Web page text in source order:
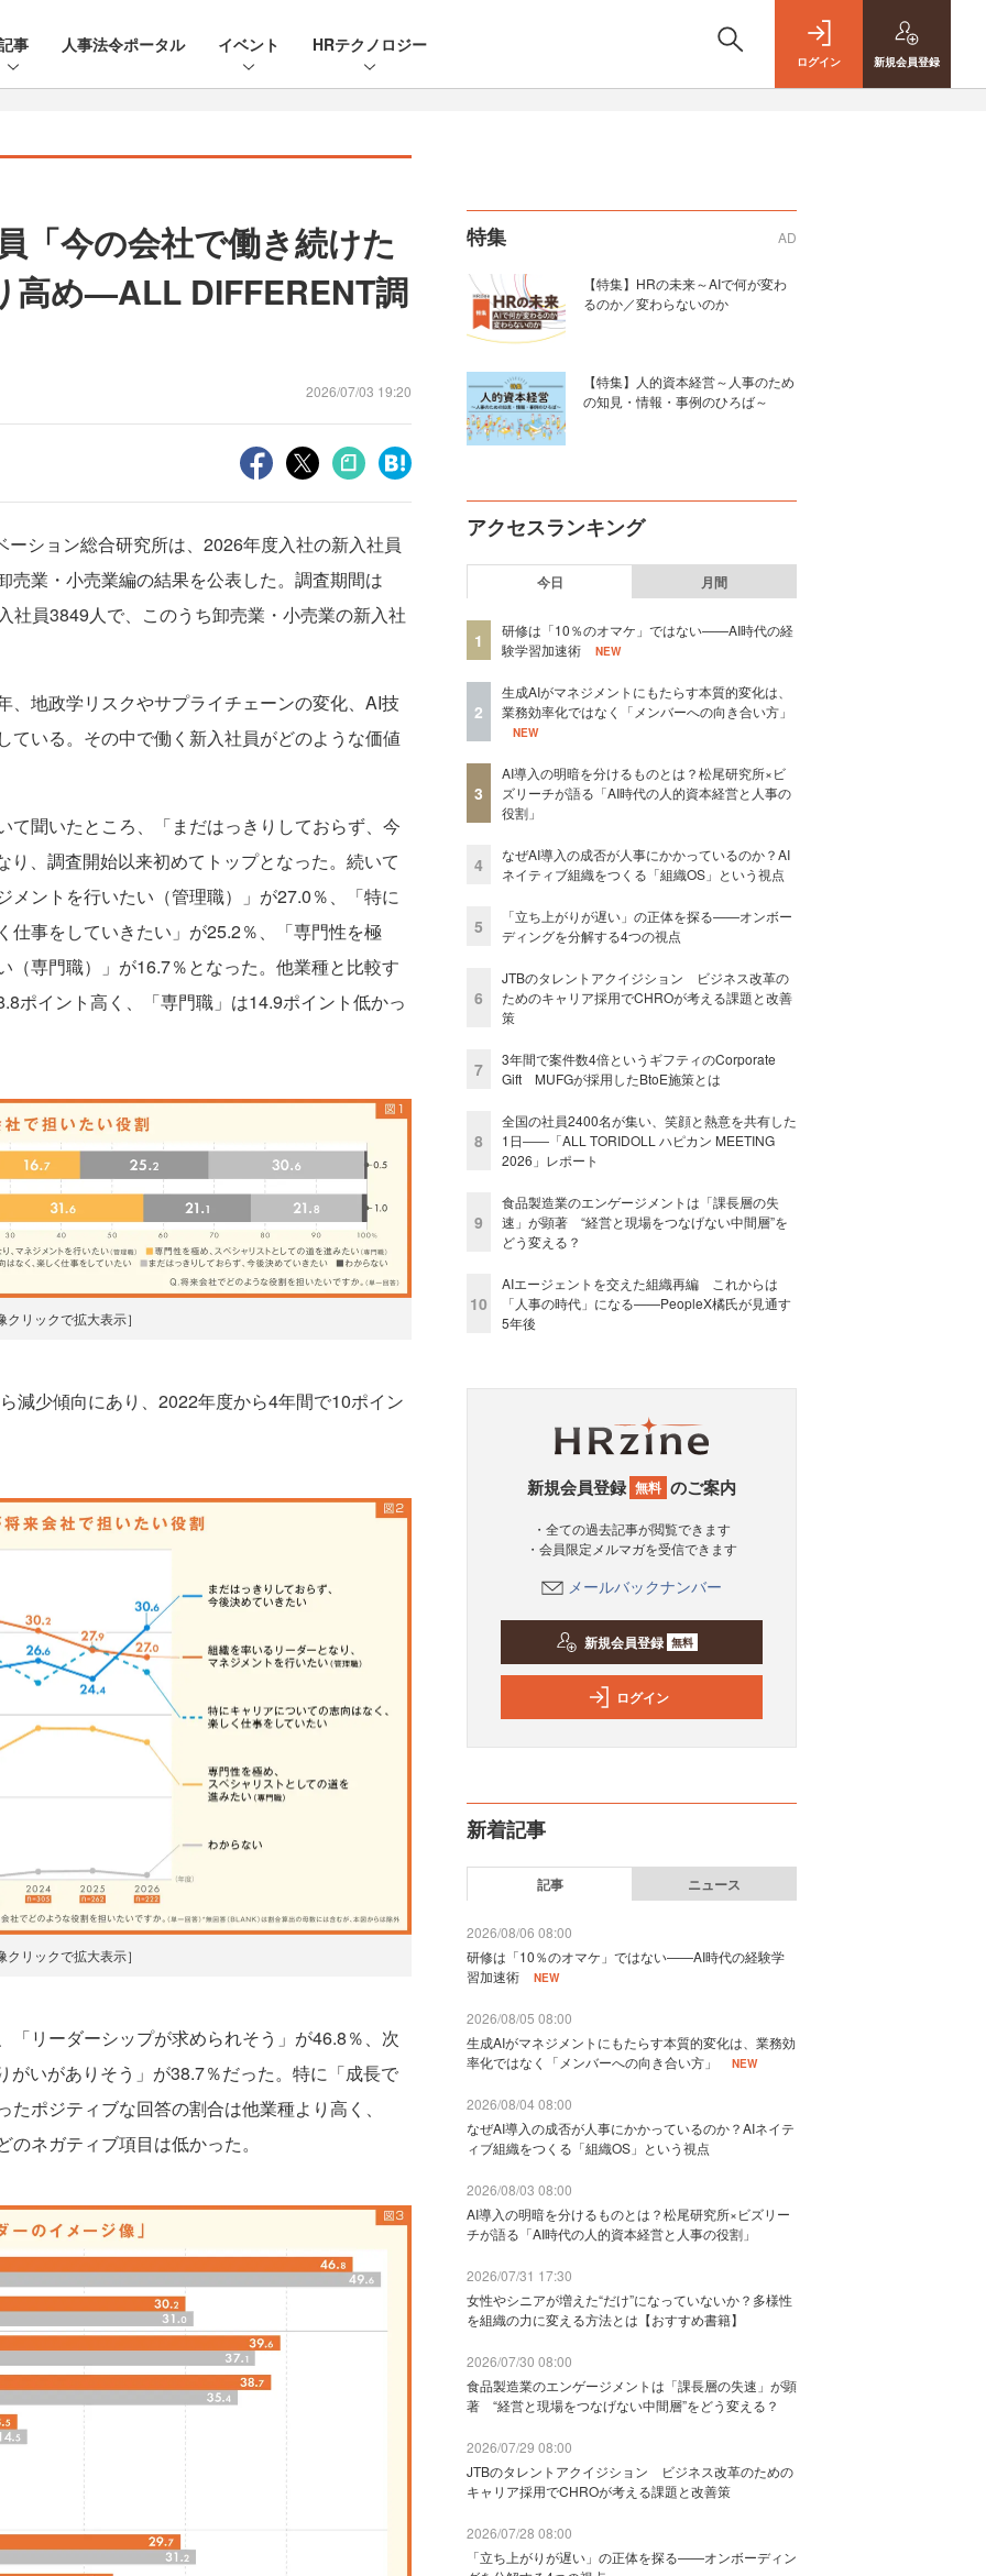
事 人事法令ポータル イベント HRテクノロジー
ログイン 新規会員登録
「今の会社で働き続けた
高め—ALL DIFFERENT調
2026/07/03 19:20
ション総合研究所は、2026年度入社の新入社員
売業・小売業編の結果を公表した。調査期間は
社員3849人で、このうち卸売業・小売業の新入社
地政学リスクやサプライチェーンの変化、AI技
ている。その中で働く新入社員がどのような価値
聞いたところ、「まだはっきりしておらず、今
、調査開始以来初めてトップとなった。続いて
メントを行いたい（管理職）」が27.0％、「特に
仕事をしていきたい」が25.2％、「専門性を極
（専門職）」が16.7％となった。他業種と比較す
ポイント高く、「専門職」は14.9ポイント低かっ
クリックで拡大表示］
少傾向にあり、2022年度から4年間で10ポイン
クリックで拡大表示］
リーダーシップが求められそう」が46.8％、次
がいがありそう」が38.7％だった。特に「成長で
ポジティブな回答の割合は他業種より高く、
ネガティブ項目は低かった。
特集 AD
【特集】HRの未来～AIで何が変わ
るのか／変わらないのか
【特集】人的資本経営～人事のため
の知見・情報・事例のひろば～
アクセスランキング
今日 月間
1
研修は「10％のオマケ」ではない——AI時代の経
験学習加速術
NEW
2
生成AIがマネジメントにもたらす本質的変化は、
業務効率化ではなく「メンバーへの向き合い方」
NEW
3
AI導入の明暗を分けるものとは？松尾研究所×ビ
ズリーチが語る「AI時代の人的資本経営と人事の
役割」
4
なぜAI導入の成否が人事にかかっているのか？AI
ネイティブ組織をつくる「組織OS」という視点
5
「立ち上がりが遅い」の正体を探る——オンボー
ディングを分解する4つの視点
6
JTBのタレントアクイジション ビジネス改革の
ためのキャリア採用でCHROが考える課題と改善
策
7
3年間で案件数4倍というギフティのCorporate
Gift MUFGが採用したBtoE施策とは
8
全国の社員2400名が集い、笑顔と熱意を共有した
1日――「ALL TORIDOLL ハピカン MEETING
2026」レポート
9
食品製造業のエンゲージメントは「課長層の失
速」が顕著 “経営と現場をつなげない中間層”を
どう変える？
10
AIエージェントを交えた組織再編 これからは
「人事の時代」になる——PeopleX橘氏が見通す
5年後
新規会員登録 無料 のご案内
・全ての過去記事が閲覧できます
・会員限定メルマガを受信できます
メールバックナンバー
新規会員登録 無料
ログイン
新着記事
記事 ニュース
2026/08/06 08:00
研修は「10％のオマケ」ではない——AI時代の経験学
習加速術
NEW
2026/08/05 08:00
生成AIがマネジメントにもたらす本質的変化は、業務効
率化ではなく「メンバーへの向き合い方」
NEW
2026/08/04 08:00
なぜAI導入の成否が人事にかかっているのか？AIネイテ
ィブ組織をつくる「組織OS」という視点
2026/08/03 08:00
AI導入の明暗を分けるものとは？松尾研究所×ビズリー
チが語る「AI時代の人的資本経営と人事の役割」
2026/07/31 17:30
女性やシニアが増えた“だけ”になっていないか？多様性
を組織の力に変える方法とは【おすすめ書籍】
2026/07/30 08:00
食品製造業のエンゲージメントは「課長層の失速」が顕
著 “経営と現場をつなげない中間層”をどう変える？
2026/07/29 08:00
JTBのタレントアクイジション ビジネス改革のための
キャリア採用でCHROが考える課題と改善策
2026/07/28 08:00
「立ち上がりが遅い」の正体を探る——オンボーディン